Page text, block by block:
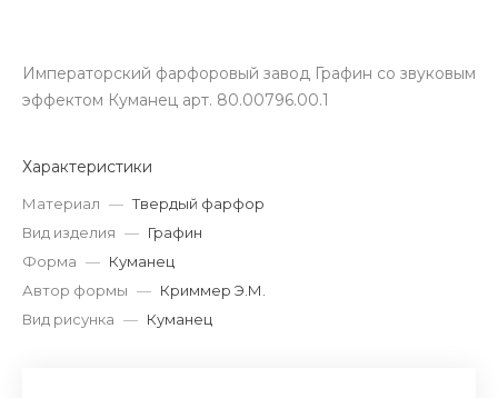
Императорский фарфоровый завод Графин со звуковым
эффектом Куманец арт. 80.00796.00.1
Характеристики
Материал — Твердый фарфор
Вид изделия — Графин
Форма — Куманец
Автор формы — Криммер Э.М.
Вид рисунка — Куманец